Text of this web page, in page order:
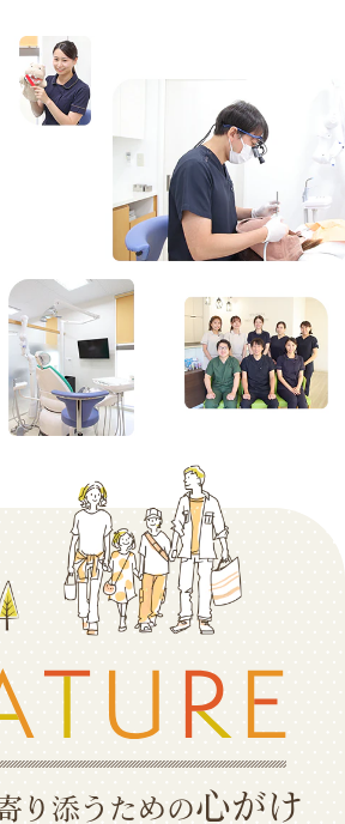
り添うための心がけ